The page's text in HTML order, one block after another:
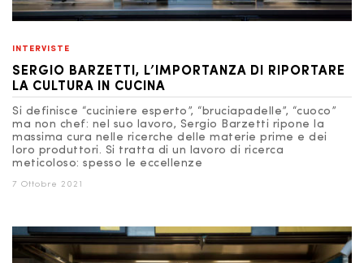
INTERVISTE
SERGIO BARZETTI, L’IMPORTANZA DI RIPORTARE
LA CULTURA IN CUCINA
Si definisce “cuciniere esperto”, “bruciapadelle”, “cuoco”
ma non chef: nel suo lavoro, Sergio Barzetti ripone la
massima cura nelle ricerche delle materie prime e dei
loro produttori. Si tratta di un lavoro di ricerca
meticoloso: spesso le eccellenze
7 Ottobre 2021